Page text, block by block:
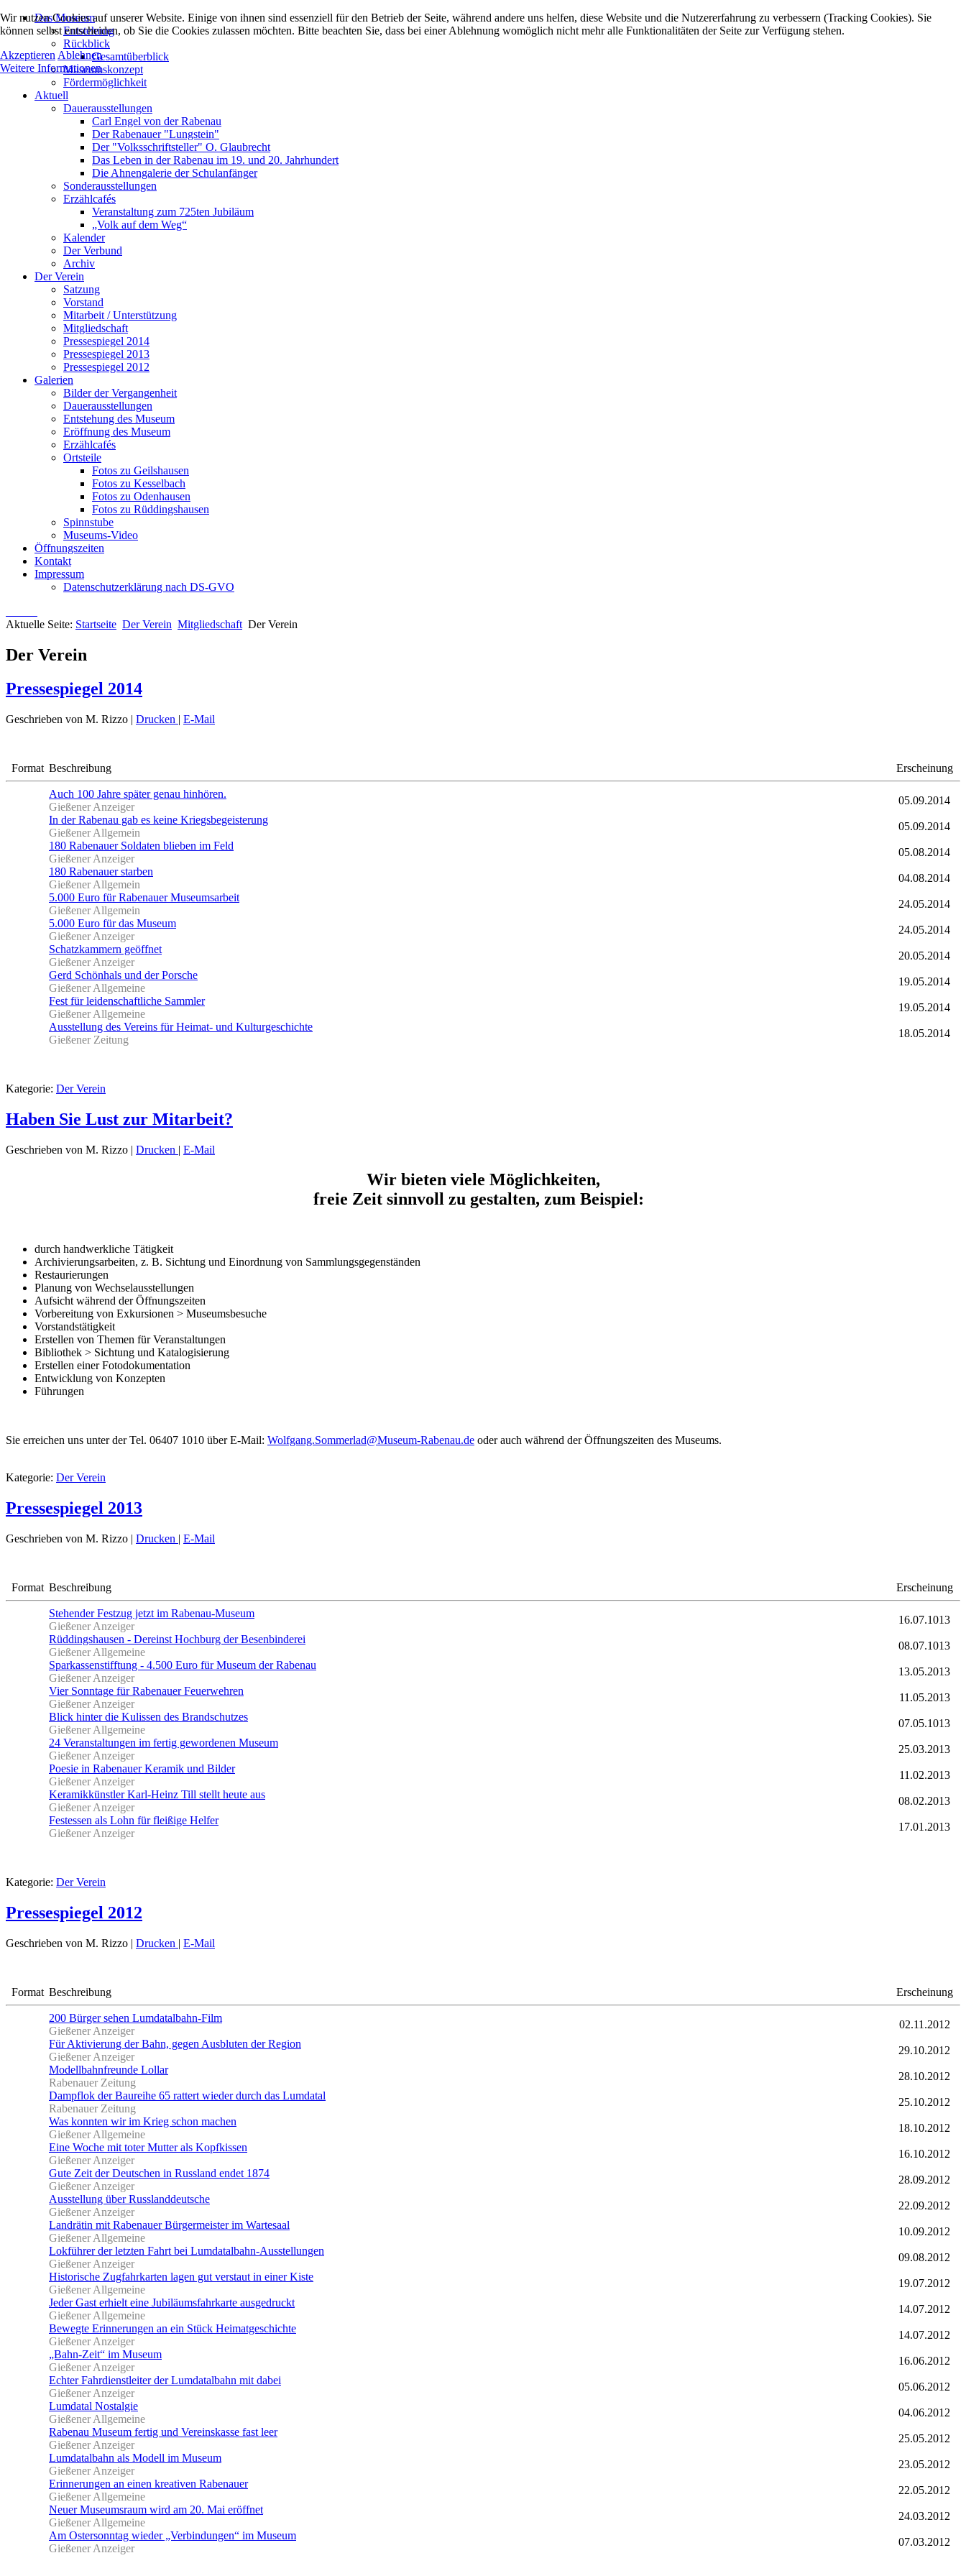
Das Museum
Entstehung
Rückblick
Gesamtüberblick
Museumskonzept
Fördermöglichkeit
Aktuell
Dauerausstellungen
Carl Engel von der Rabenau
Der Rabenauer "Lungstein"
Der "Volksschriftsteller" O. Glaubrecht
Das Leben in der Rabenau im 19. und 20. Jahrhundert
Die Ahnengalerie der Schulanfänger
Sonderausstellungen
Erzählcafés
Veranstaltung zum 725ten Jubiläum
„Volk auf dem Weg“
Kalender
Der Verbund
Archiv
Der Verein
Satzung
Vorstand
Mitarbeit / Unterstützung
Mitgliedschaft
Pressespiegel 2014
Pressespiegel 2013
Pressespiegel 2012
Galerien
Bilder der Vergangenheit
Dauerausstellungen
Entstehung des Museum
Eröffnung des Museum
Erzählcafés
Ortsteile
Fotos zu Geilshausen
Fotos zu Kesselbach
Fotos zu Odenhausen
Fotos zu Rüddingshausen
Spinnstube
Museums-Video
Öffnungszeiten
Kontakt
Impressum
Datenschutzerklärung nach DS-GVO
Aktuelle Seite: Startseite Der Verein Mitgliedschaft Der Verein
Der Verein
Pressespiegel 2014
Geschrieben von M. Rizzo | Drucken | E-Mail
Format Beschreibung Erscheinung
Auch 100 Jahre später genau hinhören.
05.09.2014
Gießener Anzeiger
In der Rabenau gab es keine Kriegsbegeisterung
05.09.2014
Gießener Allgemein
180 Rabenauer Soldaten blieben im Feld
05.08.2014
Gießener Anzeiger
180 Rabenauer starben
04.08.2014
Gießener Allgemein
5.000 Euro für Rabenauer Museumsarbeit
24.05.2014
Gießener Allgemein
5.000 Euro für das Museum
24.05.2014
Gießener Anzeiger
Schatzkammern geöffnet
20.05.2014
Gießener Anzeiger
Gerd Schönhals und der Porsche
19.05.2014
Gießener Allgemeine
Fest für leidenschaftliche Sammler
19.05.2014
Gießener Allgemeine
Ausstellung des Vereins für Heimat- und Kulturgeschichte
18.05.2014
Gießener Zeitung
Kategorie: Der Verein
Haben Sie Lust zur Mitarbeit?
Geschrieben von M. Rizzo | Drucken | E-Mail
Wir bieten viele Möglichkeiten,
freie Zeit sinnvoll zu gestalten, zum Beispiel:
durch handwerkliche Tätigkeit
Archivierungsarbeiten, z. B. Sichtung und Einordnung von Sammlungsgegenständen
Restaurierungen
Planung von Wechselausstellungen
Aufsicht während der Öffnungszeiten
Vorbereitung von Exkursionen > Museumsbesuche
Vorstandstätigkeit
Erstellen von Themen für Veranstaltungen
Bibliothek > Sichtung und Katalogisierung
Erstellen einer Fotodokumentation
Entwicklung von Konzepten
Führungen
Sie erreichen uns unter der Tel. 06407 1010 über E-Mail: Wolfgang.Sommerlad@Museum-Rabenau.de oder auch während der Öffnungszeiten des Museums.
Kategorie: Der Verein
Pressespiegel 2013
Geschrieben von M. Rizzo | Drucken | E-Mail
Format Beschreibung Erscheinung
Stehender Festzug jetzt im Rabenau-Museum
16.07.1013
Gießener Anzeiger
Rüddingshausen - Dereinst Hochburg der Besenbinderei
08.07.1013
Gießener Allgemeine
Sparkassenstifftung - 4.500 Euro für Museum der Rabenau
13.05.2013
Gießener Anzeiger
Vier Sonntage für Rabenauer Feuerwehren
11.05.2013
Gießener Anzeiger
Blick hinter die Kulissen des Brandschutzes
07.05.1013
Gießener Allgemeine
24 Veranstaltungen im fertig gewordenen Museum
25.03.2013
Gießener Anzeiger
Poesie in Rabenauer Keramik und Bilder
11.02.2013
Gießener Anzeiger
Keramikkünstler Karl-Heinz Till stellt heute aus
08.02.2013
Gießener Anzeiger
Festessen als Lohn für fleißige Helfer
17.01.2013
Gießener Anzeiger
Kategorie: Der Verein
Pressespiegel 2012
Geschrieben von M. Rizzo | Drucken | E-Mail
Format Beschreibung Erscheinung
200 Bürger sehen Lumdatalbahn-Film
02.11.2012
Gießener Anzeiger
Für Aktivierung der Bahn, gegen Ausbluten der Region
29.10.2012
Gießener Anzeiger
Modellbahnfreunde Lollar
28.10.2012
Rabenauer Zeitung
Dampflok der Baureihe 65 rattert wieder durch das Lumdatal
25.10.2012
Rabenauer Zeitung
Was konnten wir im Krieg schon machen
18.10.2012
Gießener Allgemeine
Eine Woche mit toter Mutter als Kopfkissen
16.10.2012
Gießener Anzeiger
Gute Zeit der Deutschen in Russland endet 1874
28.09.2012
Gießener Anzeiger
Ausstellung über Russlanddeutsche
22.09.2012
Gießener Anzeiger
Landrätin mit Rabenauer Bürgermeister im Wartesaal
10.09.2012
Gießener Allgemeine
Lokführer der letzten Fahrt bei Lumdatalbahn-Ausstellungen
09.08.2012
Gießener Anzeiger
Historische Zugfahrkarten lagen gut verstaut in einer Kiste
19.07.2012
Gießener Allgemeine
Jeder Gast erhielt eine Jubiläumsfahrkarte ausgedruckt
14.07.2012
Gießener Allgemeine
Bewegte Erinnerungen an ein Stück Heimatgeschichte
14.07.2012
Gießener Anzeiger
„Bahn-Zeit“ im Museum
16.06.2012
Gießener Anzeiger
Echter Fahrdienstleiter der Lumdatalbahn mit dabei
05.06.2012
Gießener Anzeiger
Lumdatal Nostalgie
04.06.2012
Gießener Allgemeine
Rabenau Museum fertig und Vereinskasse fast leer
25.05.2012
Gießener Anzeiger
Lumdatalbahn als Modell im Museum
23.05.2012
Gießener Anzeiger
Erinnerungen an einen kreativen Rabenauer
22.05.2012
Gießener Allgemeine
Neuer Museumsraum wird am 20. Mai eröffnet
24.03.2012
Gießener Allgemeine
Am Ostersonntag wieder „Verbindungen“ im Museum
07.03.2012
Gießener Anzeiger
Wir nutzen Cookies auf unserer Website. Einige von ihnen sind essenziell für den Betrieb der Seite, während andere uns helfen, diese Website und die Nutzererfahrung zu verbessern (Tracking Cookies). Sie
können selbst entscheiden, ob Sie die Cookies zulassen möchten. Bitte beachten Sie, dass bei einer Ablehnung womöglich nicht mehr alle Funktionalitäten der Seite zur Verfügung stehen.
Akzeptieren Ablehnen
Weitere Informationen